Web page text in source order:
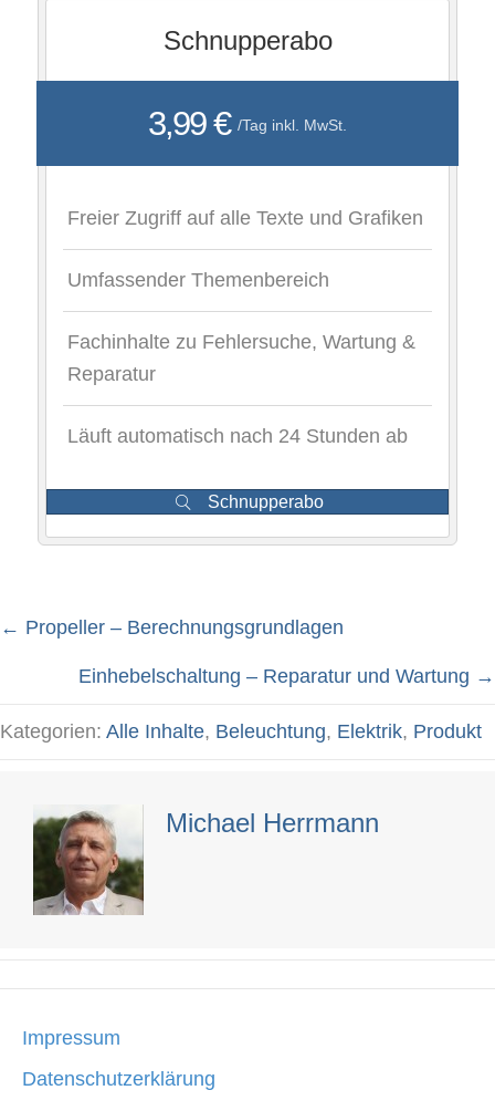
Schnupperabo
3,99 € /Tag inkl. MwSt.
Freier Zugriff auf alle Texte und Grafiken
Umfassender Themenbereich
Fachinhalte zu Fehlersuche, Wartung &
Reparatur
Läuft automatisch nach 24 Stunden ab
Schnupperabo
Posts
navigation
← Propeller – Berechnungsgrundlagen
Einhebelschaltung – Reparatur und Wartung →
Kategorien: Alle Inhalte, Beleuchtung, Elektrik, Produkt
Michael Herrmann
Impressum
Datenschutzerklärung